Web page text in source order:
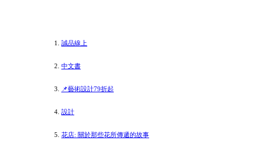
誠品線上
中文書
📌藝術設計79折起
設計
花店: 關於那些花所傳遞的故事